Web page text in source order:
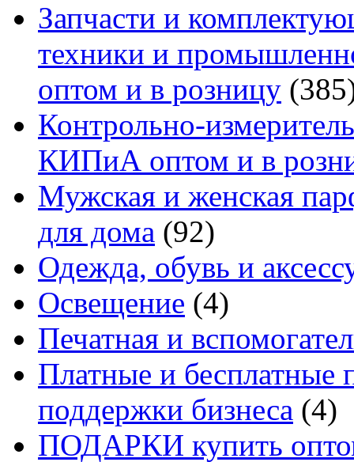
Запчасти и
техники и
оптом и в розницу
Контрольно-
КИПиА оптом и в
Мужская и женская
для дома (92)
Одежда, обувь и
Освещение (4)
Печатная и
Платные и бесплатные
поддержки бизнеса (4)
ПОДАРКИ купить